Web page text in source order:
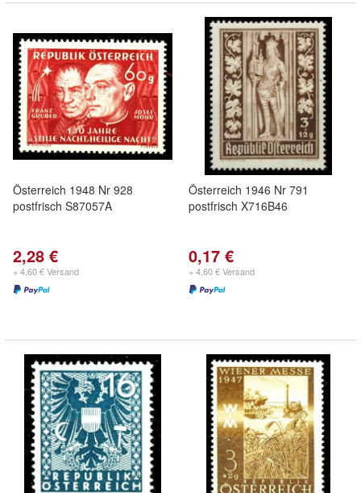
Österreich 1948 Nr 928
postfrisch S87057A
2,28 €
+ 4,60 € Versand
Österreich 1946 Nr 791
postfrisch X716B46
0,17 €
+ 4,60 € Versand